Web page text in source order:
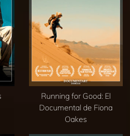
Running for Good: El
Documental de Fiona
Oakes